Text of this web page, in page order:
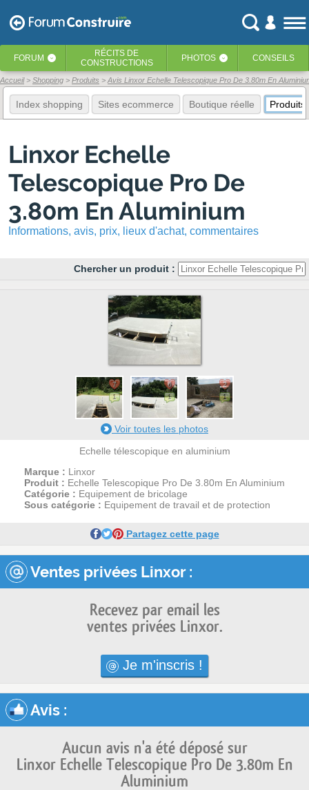
FORUM ‹ RÉCITS DE
CONSTRUCTIONS
PHOTOS ‹ CONSEILS
Accueil Shopping Produits Avis Linxor Echelle Telescopique Pro De 3.80m En
Index shopping Sites ecommerce Boutique réelle Produits
Linxor Echelle
Telescopique Pro De
3.80m En Aluminium
Informations, avis, prix, lieux d'achat, commentaires
Chercher un produit :
7
1
6
1
2
1
Voir toutes les photos
Echelle télescopique en aluminium
Marque : Linxor
Produit : Echelle Telescopique Pro De 3.80m En Aluminium
Catégorie : Equipement de bricolage
Sous catégorie : Equipement de travail et de protection
Partagez cette page
Ventes privées Linxor :
Recevez par email les
ventes privées Linxor.
Je m'inscris !
Avis :
Aucun avis n'a été déposé sur
Linxor Echelle Telescopique Pro De 3.80m En
Aluminium